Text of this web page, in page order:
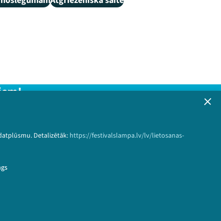
Detalizētāk: https://festivalslampa.lv/lv/lietosanas-
Pieteikties
formati